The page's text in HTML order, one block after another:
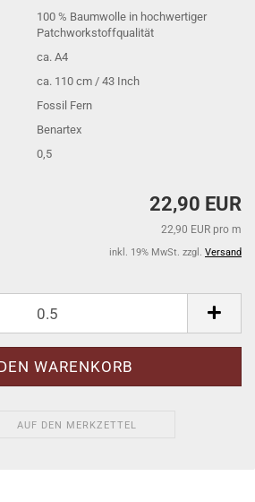
100 % Baumwolle in hochwertiger
Patchworkstoffqualität
ca. A4
ca. 110 cm / 43 Inch
Fossil Fern
Benartex
0,5
22,90 EUR
22,90 EUR pro m
inkl. 19% MwSt. zzgl. Versand
AUF DEN MERKZETTEL